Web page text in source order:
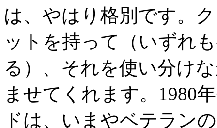
は、やはり格別です。
ットを持って（いずれ
る）、それを使い分け
ませてくれます。1980
ドは、いまやベテラン